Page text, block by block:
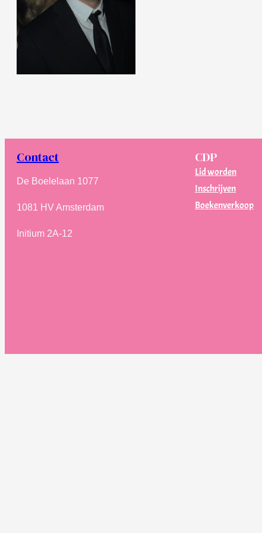
Contact
De Boelelaan 1077
1081 HV Amsterdam
Initium 2A-12
CDP
Lid worden
Inschrijven
Boekenverkoop